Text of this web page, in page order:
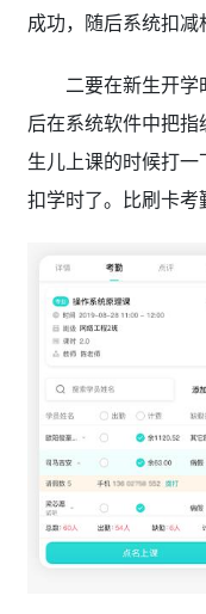
成功，随后系统扣减
二要在新生开
后在系统软件中把
生儿上课的时候打
扣学时了。比刷卡考